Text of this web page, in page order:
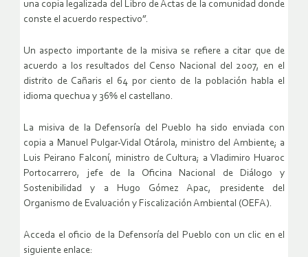
una copia legalizada del Libro de Actas de la comunidad donde
conste el acuerdo respectivo”.
Un aspecto importante de la misiva se refiere a citar que de
acuerdo a los resultados del Censo Nacional del 2007, en el
distrito de Cañaris el 64 por ciento de la población habla el
idioma quechua y 36% el castellano.
La misiva de la Defensoría del Pueblo ha sido enviada con
copia a Manuel Pulgar-Vidal Otárola, ministro del Ambiente; a
Luis Peirano Falconí, ministro de Cultura; a Vladimiro Huaroc
Portocarrero, jefe de la Oficina Nacional de Diálogo y
Sostenibilidad y a Hugo Gómez Apac, presidente del
Organismo de Evaluación y Fiscalización Ambiental (OEFA).
Acceda el oficio de la Defensoría del Pueblo con un clic en el
siguiente enlace: